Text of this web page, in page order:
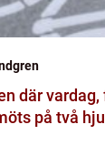
på två hjul